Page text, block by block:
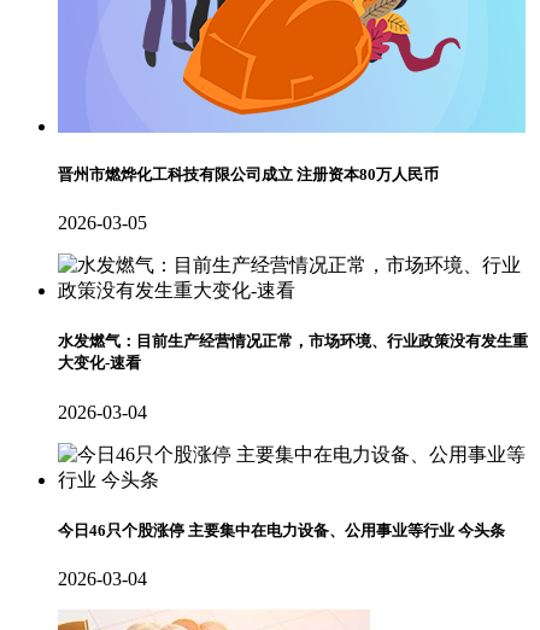
晋州市燃烨化工科技有限公司成立 注册资本80万人民币
2026-03-05
水发燃气：目前生产经营情况正常，市场环境、行业政策没有发生重
大变化-速看
2026-03-04
今日46只个股涨停 主要集中在电力设备、公用事业等行业 今头条
2026-03-04